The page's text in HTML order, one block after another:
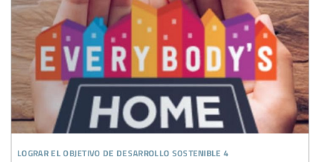
lograr el objetivo de desarrollo sostenible 4